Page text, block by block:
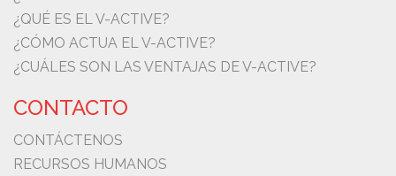
¿QUÉ ES EL V-ACTIVE?
¿CÓMO ACTUA EL V-ACTIVE?
¿CUÁLES SON LAS VENTAJAS DE V-ACTIVE?
CONTACTO
CONTÁCTENOS
RECURSOS HUMANOS